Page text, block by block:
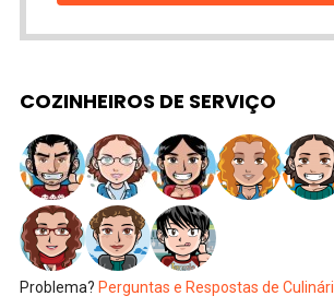
COZINHEIROS DE SERVIÇO
Problema? Perguntas e Respostas de